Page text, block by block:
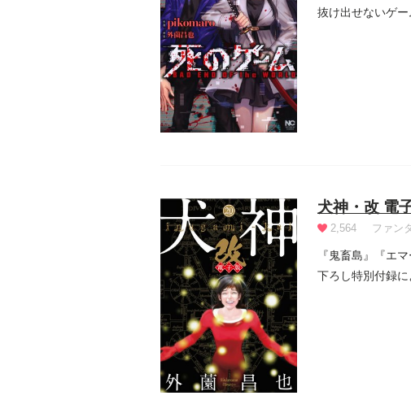
抜け出せないゲー
犬神・改 電
2,564 ファン
『鬼畜島』『エ
下ろし特別付録